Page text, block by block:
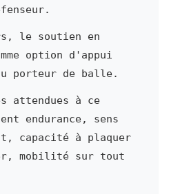
le soutien en
option d'appui
porteur de balle.
attendues à ce
endurance, sens
capacité à plaquer
mobilité sur tout